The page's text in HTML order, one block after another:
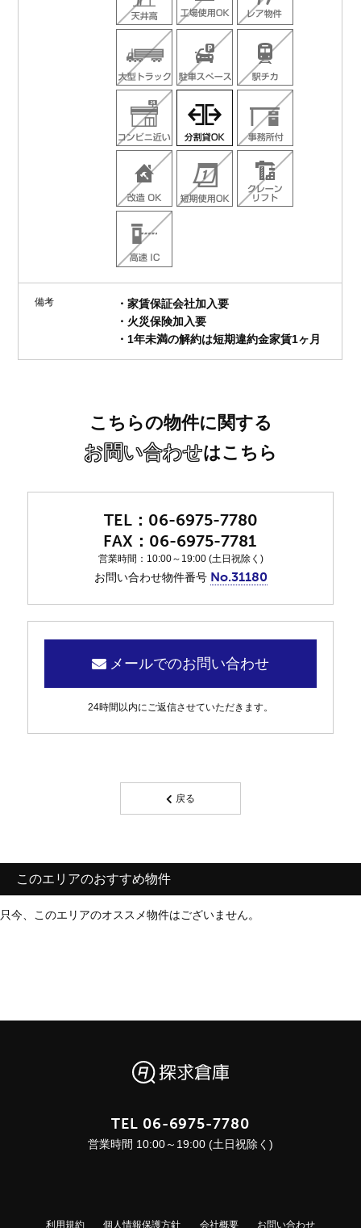
備考
・家賃保証会社加入要
・火災保険加入要
・1年未満の解約は短期違約金家賃1ヶ月
こちらの物件に関する
お問い合わせはこちら
06-6975-7780
06-6975-7781
営業時間：10:00～19:00 (土日祝除く)
お問い合わせ物件番号 No.31180
メールでのお問い合わせ
24時間以内にご返信させていただきます。
戻る
このエリアのおすすめ物件
只今、このエリアのオススメ物件はございません。
TEL 06-6975-7780
営業時間 10:00～19:00 (土日祝除く)
利用規約 個人情報保護方針 会社概要 お問い合わせ